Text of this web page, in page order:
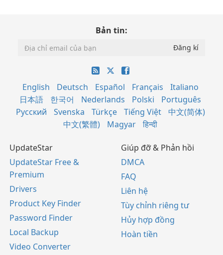
Bản tin:
English Deutsch Español Français
Italiano
日本語
한국어 Nederlands Polski
Português
Русский
Svenska Türkçe Tiếng Việt
中文(简体)
中文(繁體)
Magyar हिन्दी
UpdateStar
UpdateStar Free &
Premium
Drivers
Product Key Finder
Password Finder
Local Backup
Video Converter
Giúp đỡ & Phản hồi
DMCA
FAQ
Liên hệ
Tùy chỉnh riêng tư
Hủy hợp đồng
Hoàn tiền